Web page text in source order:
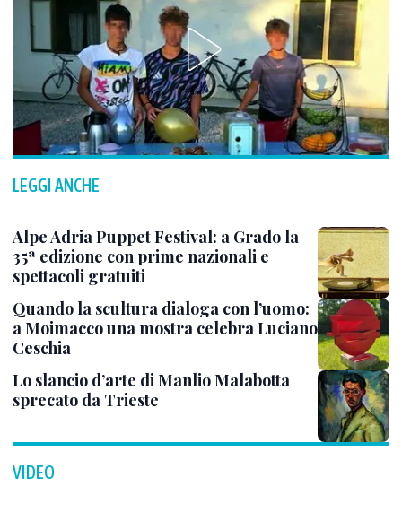
LEGGI ANCHE
Alpe Adria Puppet Festival: a Grado la
35ª edizione con prime nazionali e
spettacoli gratuiti
Quando la scultura dialoga con l’uomo:
a Moimacco una mostra celebra Luciano
Ceschia
Lo slancio d’arte di Manlio Malabotta
sprecato da Trieste
VIDEO